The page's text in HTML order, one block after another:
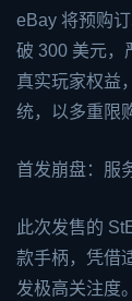
eBay 将预购
破 300 美元，
真实玩家权益
统，以多重限
首发崩盘：服
此次发售的 St
款手柄，凭借
发极高关注度